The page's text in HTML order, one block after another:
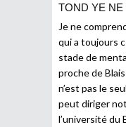
TOND YE NE
Je ne
qui a toujours
stade de
proche de
n’est pas le
peut diriger
l’université du